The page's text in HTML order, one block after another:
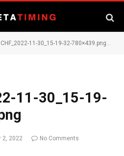
11-30_15-19-32-780×439.png
11-30_15-19-
2, 2022
No Comments